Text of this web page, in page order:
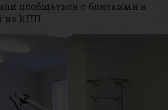
пообщаться с близкими в
на КПП.